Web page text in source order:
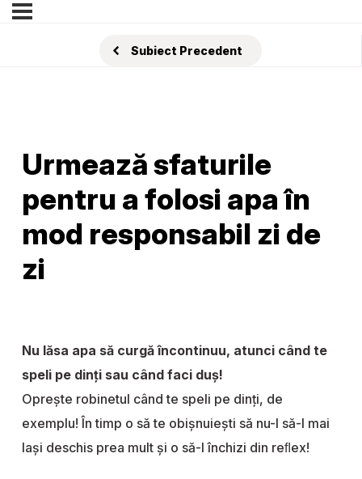
Subiect Precedent
Urmează sfaturile
pentru a folosi apa în
mod responsabil zi de
zi
Nu lăsa apa să curgă încontinuu, atunci când te
speli pe dinți sau când faci duș!
Oprește robinetul când te speli pe dinți, de
exemplu! În timp o să te obișnuiești să nu-l să-l mai
lași deschis prea mult și o să-l închizi din reﬂex!